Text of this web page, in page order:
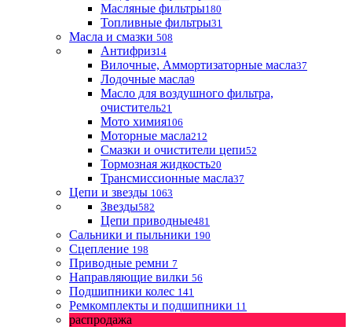
Масляные фильтры180
Топливные фильтры31
Масла и смазки 508
Антифриз14
Вилочные, Аммортизаторные масла37
Лодочные масла9
Масло для воздушного фильтра,
очиститель21
Мото химия106
Моторные масла212
Смазки и очистители цепи52
Тормозная жидкость20
Трансмиссионные масла37
Цепи и звезды 1063
Звезды582
Цепи приводные481
Сальники и пыльники 190
Сцепление 198
Приводные ремни 7
Направляющие вилки 56
Подшипники колес 141
Ремкомплекты и подшипники 11
распродажа